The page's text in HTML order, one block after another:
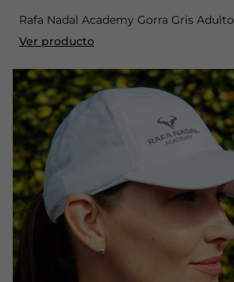
Rafa Nadal Academy Gorra Gris Adulto
Ver producto